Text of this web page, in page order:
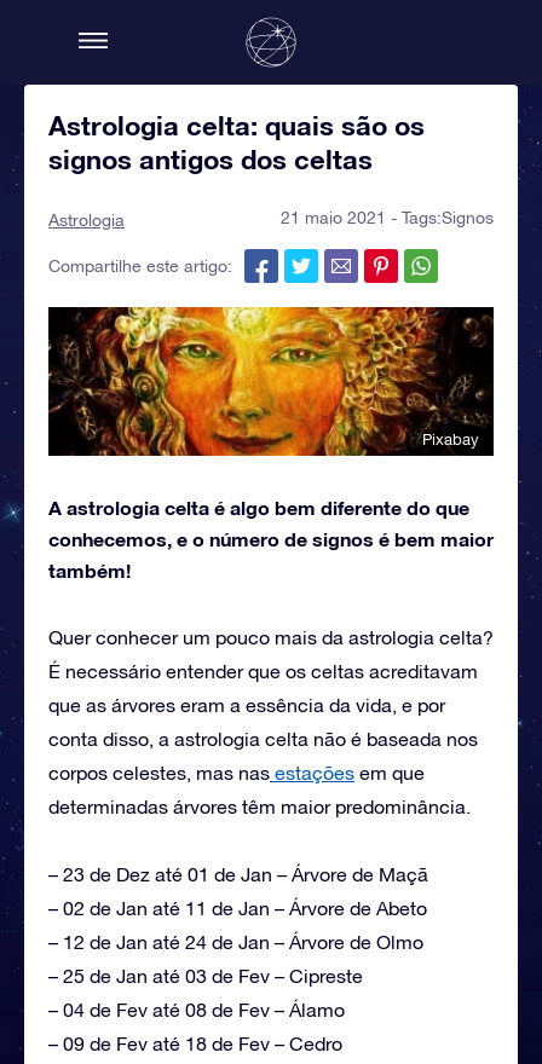
Astrologia celta: quais são os
signos antigos dos celtas
Astrologia 21 maio 2021 - Tags:Signos
Compartilhe este artigo:
Pixabay
A astrologia celta é algo bem diferente do que
conhecemos, e o número de signos é bem maior
também!
Quer conhecer um pouco mais da astrologia celta?
É necessário entender que os celtas acreditavam
que as árvores eram a essência da vida, e por
conta disso, a astrologia celta não é baseada nos
corpos celestes, mas nas estações em que
determinadas árvores têm maior predominância.
– 23 de Dez até 01 de Jan – Árvore de Maçã
– 02 de Jan até 11 de Jan – Árvore de Abeto
– 12 de Jan até 24 de Jan – Árvore de Olmo
– 25 de Jan até 03 de Fev – Cipreste
– 04 de Fev até 08 de Fev – Álamo
– 09 de Fev até 18 de Fev – Cedro